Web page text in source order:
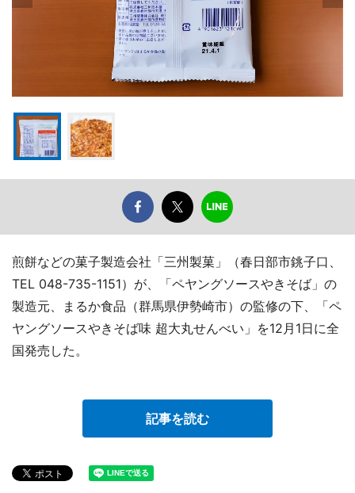
煎餅などの菓子製造会社「三州製菓」（春日部市銚子口、
TEL 048-735-1151）が、「ペヤングソースやきそば」の
製造元、まるか食品（群馬県伊勢崎市）の監修の下、「ペ
ヤングソースやきそば味 超大丸せんべい」を12月1日に全
国発売した。
記事を読む